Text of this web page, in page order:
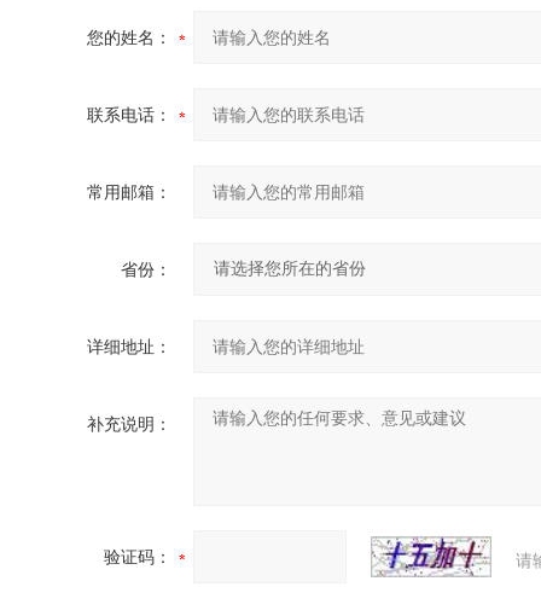
您的姓名：
联系电话：
常用邮箱：
省份：
详细地址：
补充说明：
验证码： 请